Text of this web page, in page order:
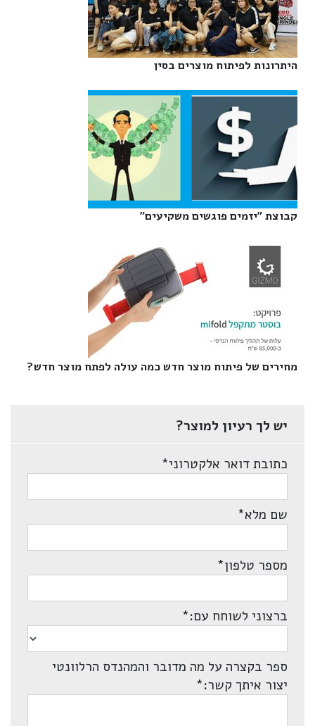
היתרונות לפיתוח מוצרים בסין‎
קבוצת "יזמים פוגשים משקיעים"‎
מחירים של פיתוח מוצר חדש כמה עולה לפתח מוצר חדש?‎
יש לך רעיון למוצר?
כתובת דואר אלקטרוני*
שם מלא*
מספר טלפון*
ברצוני לשוחח עם:*
ספר בקצרה על מה מדובר והמהנדס הרלוונטי
יצור איתך קשר:*